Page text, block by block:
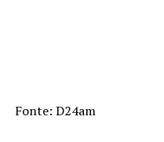
Fonte: D24am